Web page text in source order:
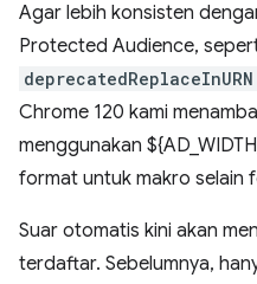
Agar lebih konsisten
Protected Audience,
deprecatedReplaceInURN
Chrome 120 kami
menggunakan
format untuk makro selain
Suar otomatis kini akan
terdaftar. Sebelumnya,